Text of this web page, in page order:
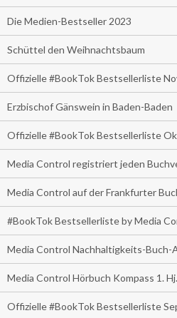
Die Medien-Bestseller 2023
Schüttel den Weihnachtsbaum
Offizielle #BookTok Bestsellerliste
Erzbischof Gänswein in Baden-Baden
Offizielle #BookTok Bestsellerliste
Media Control registriert jeden
Media Control auf der Frankfurter
#BookTok Bestsellerliste by Media
Media Control Nachhaltigkeits-Buch-
Media Control Hörbuch Kompass 1.
Offizielle #BookTok Bestsellerliste